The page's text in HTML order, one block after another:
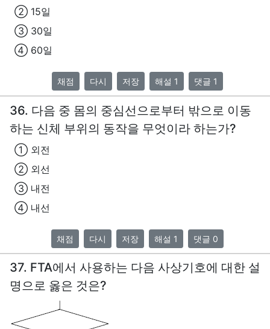
② 15일
③ 30일
④ 60일
채점 다시 저장 해설 1 댓글 1
36. 다음 중 몸의 중심선으로부터 밖으로 이동
하는 신체 부위의 동작을 무엇이라 하는가?
① 외전
② 외선
③ 내전
④ 내선
채점 다시 저장 해설 1 댓글 0
37. FTA에서 사용하는 다음 사상기호에 대한 설
명으로 옳은 것은?